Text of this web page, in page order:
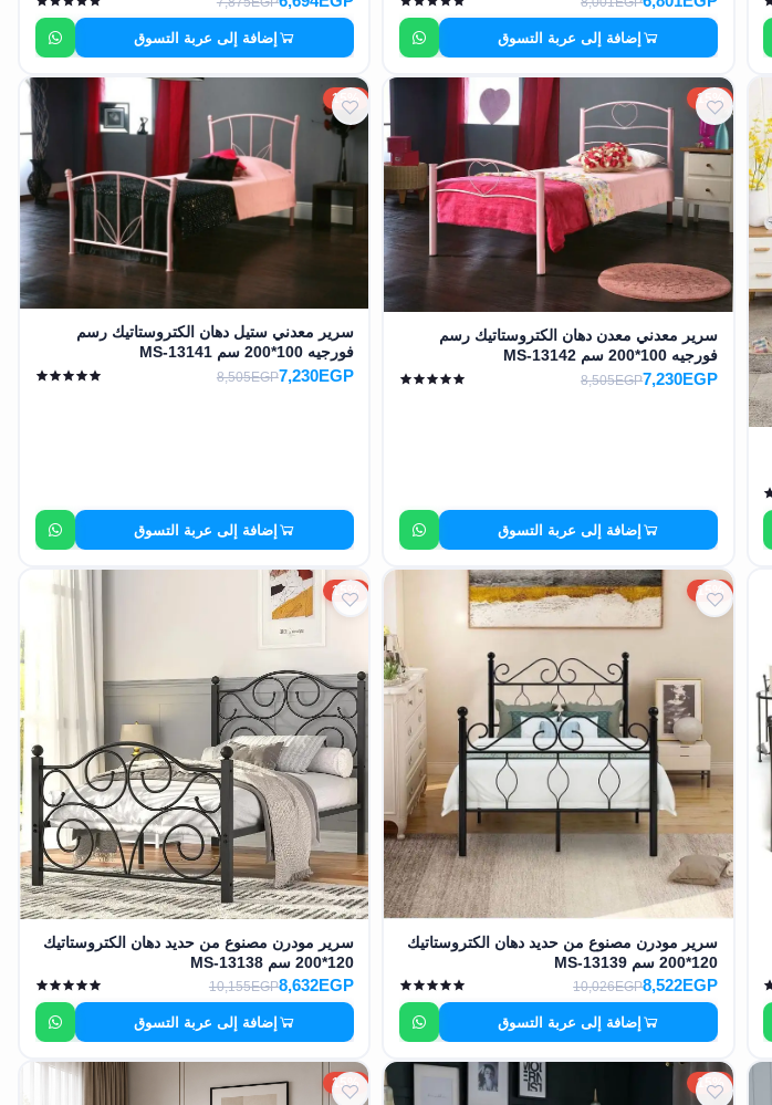
إضافة إلى عربة التسوق إضافة إلى عربة التسوق
15%
سرير معدني معدن دهان الكتروستاتيك رسم
فورجيه 100*200 سم MS-13142
7,230EGP
8,505EGP
إضافة إلى عربة التسوق
15%
سرير معدني ستيل دهان الكتروستاتيك رسم
فورجيه 100*200 سم MS-13141
7,230EGP
8,505EGP
إضافة إلى عربة التسوق
15%
سرير مودرن مصنوع من حديد دهان الكتروستاتيك
120*200 سم MS-13139
8,522EGP
10,026EGP
إضافة إلى عربة التسوق
15%
سرير مودرن مصنوع من حديد دهان الكتروستاتيك
120*200 سم MS-13138
8,632EGP
10,155EGP
إضافة إلى عربة التسوق
15%
15%